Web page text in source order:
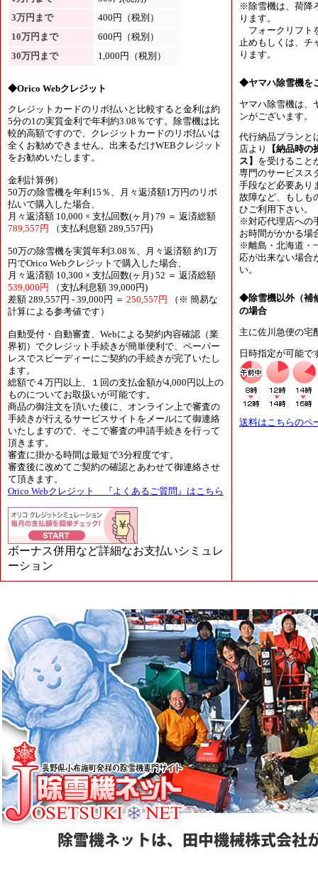
3万円まで
400円（税別）
10万円まで
600円（税別）
30万円まで
1,000円（税別）
◆Orico Webクレジット
クレジットカードのリボ払いと比較すると金利は約
5分の1の実質金利で年利約3.08％です。除雪機は比
較的高額ですので、クレジットカードのリボ払いは
全くお勧めできません。出来るだけWEBクレジット
をお勧めいたします。
金利計算例）
50万の除雪機を年利15％、月々返済額1万円のリボ
払いで購入した場合、
月々返済額 10,000 × 支払回数(ヶ月) 79 ＝ 返済総額
789,557円
（支払利息額 289,557円)
50万の除雪機を実質年利3.08％、月々返済額 約1万
円でOrico Webクレジットで購入した場合、
月々返済額 10,300 × 支払回数(ヶ月) 52 ＝ 返済総額
539,000円
（支払利息額 39,000円)
差額 289,557円 - 39,000円 ＝ 250,557円
（※ 簡易な
計算による参考値です）
自動受付・自動審査、Webによる契約内容確認（業
界初）でクレジット手続きが簡単便利で、ペーパー
レスでスピーディーにご契約の手続きが完了いたし
ます。
総額で４万円以上、１回の支払金額が4,000円以上の
ものについてお取扱いが可能です。
商品の御注文を頂いた後に、オンライン上で審査の
手続きが行えるサービスサイトをメールにて御連絡
いたしますので、そこで審査の申請手続きを行って
頂きます。
審査に掛かる時間は最短で3分程度です。
審査後に改めてご契約の確認とあわせて御連絡させ
て頂きます。
Orico Webクレジット 『よくあるご質問』はこちら
ボーナス併用など詳細なお支払いシミュレ
ーション
※除雪機は、荷降
ります。
フォークリフト
止めもしくは、チ
ります。
◆ヤマハ除雪機を
ヤマハ除雪機は、
ンがございます。
代行納品プランと
店より
【納品時
ス】 を受けること
専門のサービスス
手段など必要あり
故障など、もしも
ひご利用下さい。
※対応代理店への
お時間がかかる場
※離島・北海道・
応が出来ない場合
い。
◆除雪機以外（補
の場合
主に佐川急便の宅
日時指定が可能で
送料はこちらのペ